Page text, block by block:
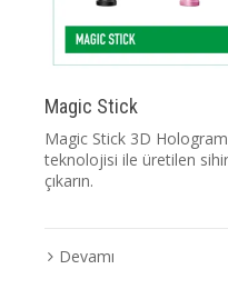
Magic Stick
Magic Stick 3D
teknolojisi ile üretilen
çıkarın.
Devamı